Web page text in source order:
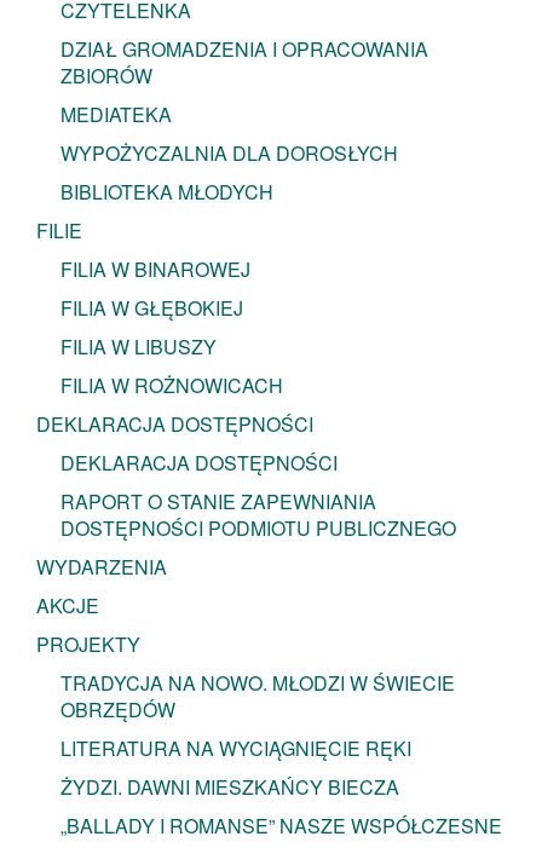
CZYTELENKA
DZIAŁ GROMADZENIA I OPRACOWANIA
ZBIORÓW
MEDIATEKA
WYPOŻYCZALNIA DLA DOROSŁYCH
BIBLIOTEKA MŁODYCH
FILIE
FILIA W BINAROWEJ
FILIA W GŁĘBOKIEJ
FILIA W LIBUSZY
FILIA W ROŻNOWICACH
DEKLARACJA DOSTĘPNOŚCI
DEKLARACJA DOSTĘPNOŚCI
RAPORT O STANIE ZAPEWNIANIA
DOSTĘPNOŚCI PODMIOTU PUBLICZNEGO
WYDARZENIA
AKCJE
PROJEKTY
TRADYCJA NA NOWO. MŁODZI W ŚWIECIE
OBRZĘDÓW
LITERATURA NA WYCIĄGNIĘCIE RĘKI
ŻYDZI. DAWNI MIESZKAŃCY BIECZA
„BALLADY I ROMANSE” NASZE WSPÓŁCZESNE